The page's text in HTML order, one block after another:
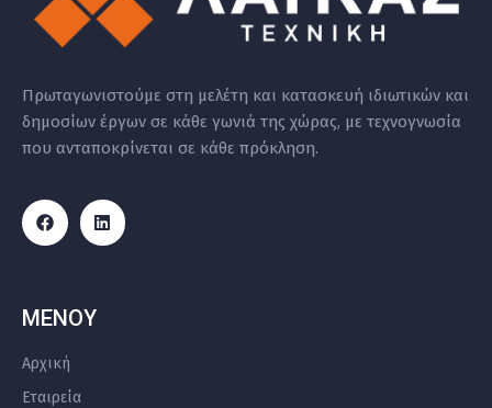
Πρωταγωνιστούμε στη μελέτη και κατασκευή ιδιωτικών και
δημοσίων έργων σε κάθε γωνιά της χώρας, με τεχνογνωσία
που ανταποκρίνεται σε κάθε πρόκληση.
ΜΕΝΟΥ
Αρχική
Εταιρεία